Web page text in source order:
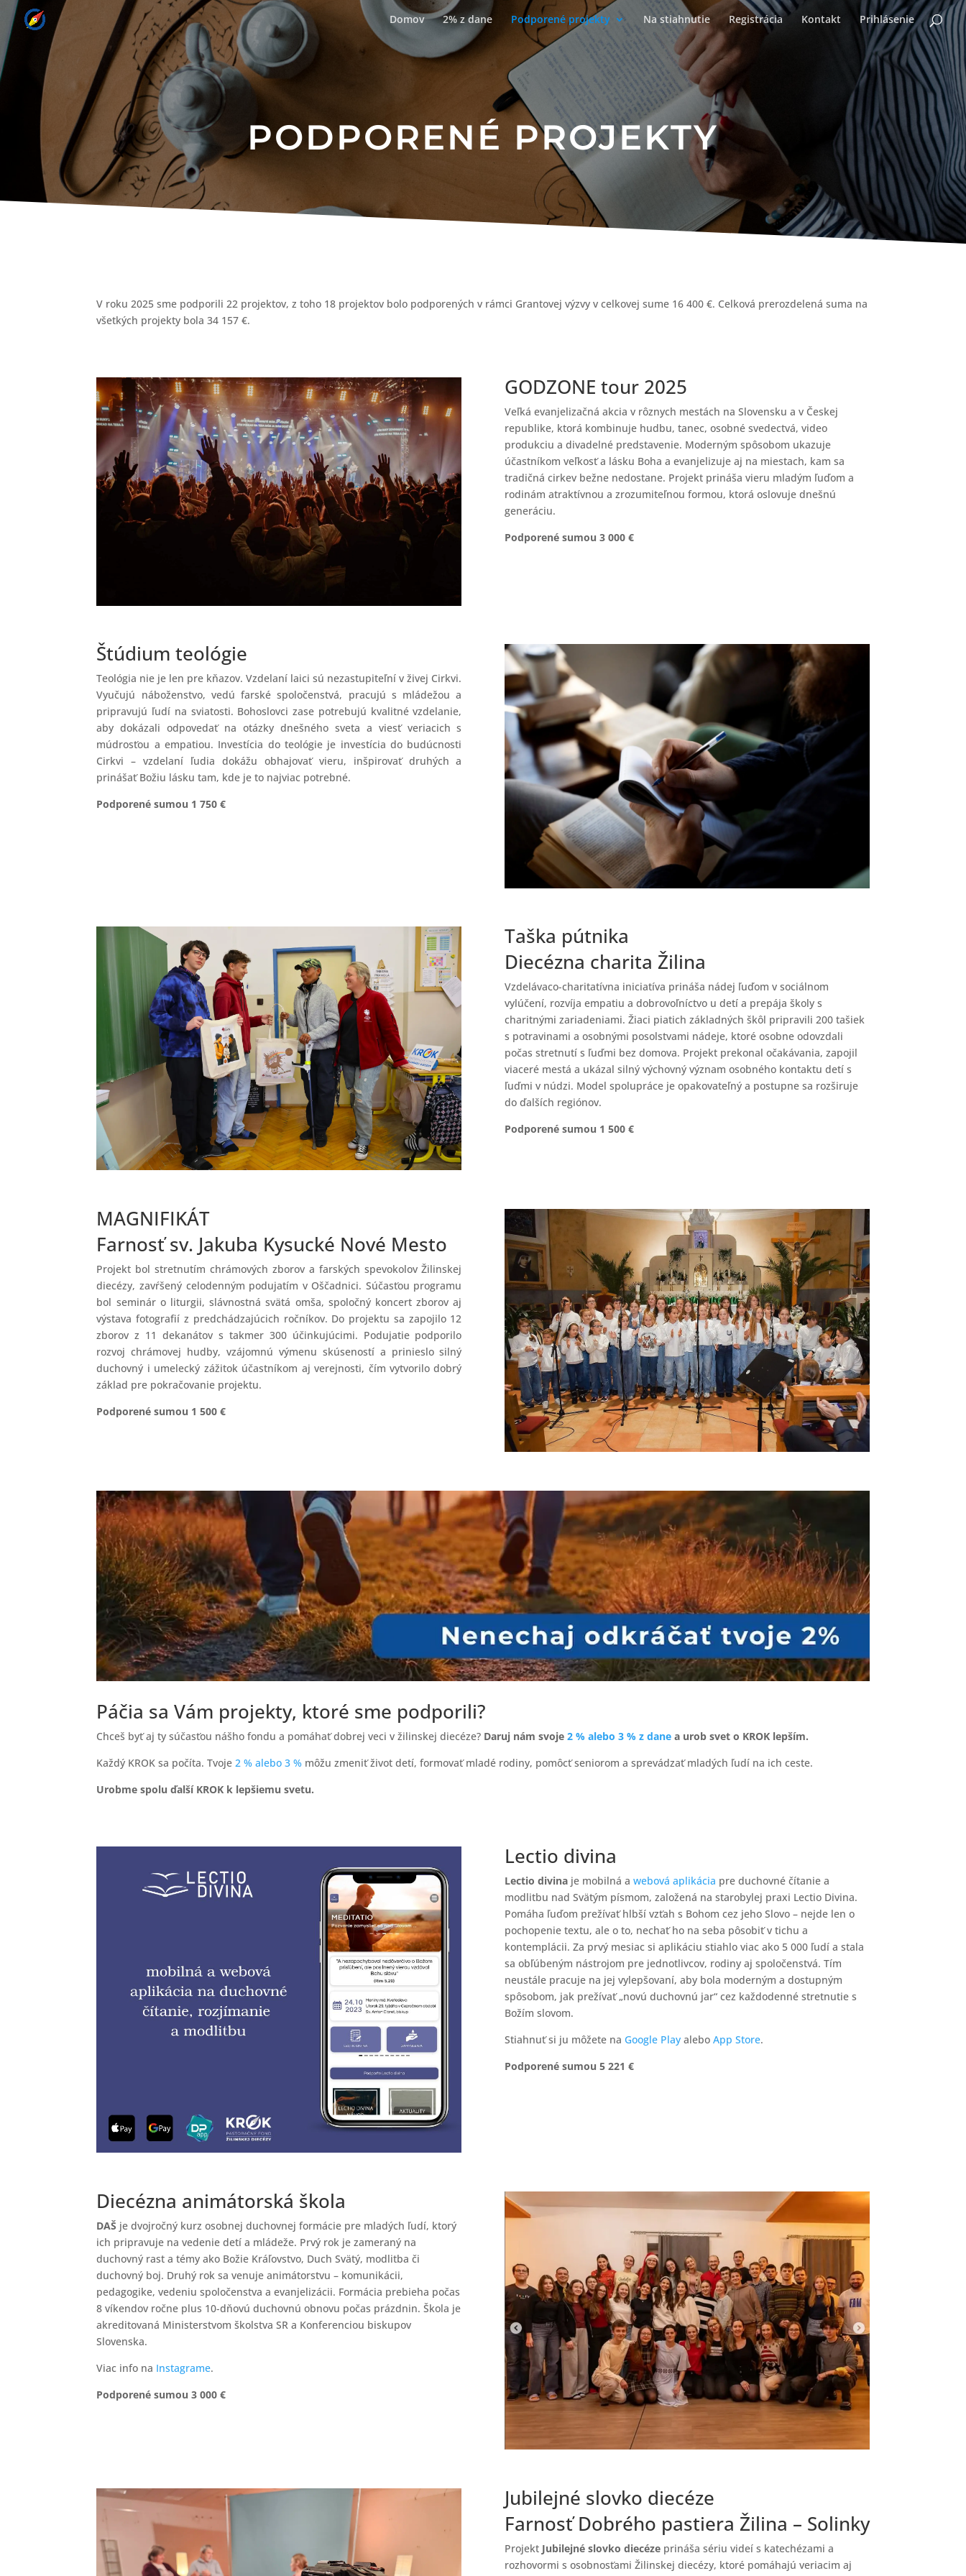
Domov 2% z dane Podporené projekty Na stiahnutie Registrácia Kontakt Prihlásenie
PODPORENÉ PROJEKTY
V roku 2025 sme podporili 22 projektov, z toho 18 projektov bolo podporených v rámci Grantovej výzvy v celkovej sume 16 400 €. Celková prerozdelená suma na
všetkých projekty bola 34 157 €.
GODZONE tour 2025
Veľká evanjelizačná akcia v rôznych mestách na Slovensku a v Českej
republike, ktorá kombinuje hudbu, tanec, osobné svedectvá, video
produkciu a divadelné predstavenie. Moderným spôsobom ukazuje
účastníkom veľkosť a lásku Boha a evanjelizuje aj na miestach, kam sa
tradičná cirkev bežne nedostane. Projekt prináša vieru mladým ľuďom a
rodinám atraktívnou a zrozumiteľnou formou, ktorá oslovuje dnešnú
generáciu.
Podporené sumou 3 000 €
Štúdium teológie
Teológia nie je len pre kňazov. Vzdelaní laici sú nezastupiteľní v živej Cirkvi.
Vyučujú náboženstvo, vedú farské spoločenstvá, pracujú s mládežou a
pripravujú ľudí na sviatosti. Bohoslovci zase potrebujú kvalitné vzdelanie,
aby dokázali odpovedať na otázky dnešného sveta a viesť veriacich s
múdrosťou a empatiou. Investícia do teológie je investícia do budúcnosti
Cirkvi – vzdelaní ľudia dokážu obhajovať vieru, inšpirovať druhých a
prinášať Božiu lásku tam, kde je to najviac potrebné.
Podporené sumou 1 750 €
Taška pútnika
Diecézna charita Žilina
Vzdelávaco-charitatívna iniciatíva prináša nádej ľuďom v sociálnom
vylúčení, rozvíja empatiu a dobrovoľníctvo u detí a prepája školy s
charitnými zariadeniami. Žiaci piatich základných škôl pripravili 200 tašiek
s potravinami a osobnými posolstvami nádeje, ktoré osobne odovzdali
počas stretnutí s ľuďmi bez domova. Projekt prekonal očakávania, zapojil
viaceré mestá a ukázal silný výchovný význam osobného kontaktu detí s
ľuďmi v núdzi. Model spolupráce je opakovateľný a postupne sa rozširuje
do ďalších regiónov.
Podporené sumou 1 500 €
MAGNIFIKÁT
Farnosť sv. Jakuba Kysucké Nové Mesto
Projekt bol stretnutím chrámových zborov a farských spevokolov Žilinskej
diecézy, zavŕšený celodenným podujatím v Oščadnici. Súčasťou programu
bol seminár o liturgii, slávnostná svätá omša, spoločný koncert zborov aj
výstava fotografií z predchádzajúcich ročníkov. Do projektu sa zapojilo 12
zborov z 11 dekanátov s takmer 300 účinkujúcimi. Podujatie podporilo
rozvoj chrámovej hudby, vzájomnú výmenu skúseností a prinieslo silný
duchovný i umelecký zážitok účastníkom aj verejnosti, čím vytvorilo dobrý
základ pre pokračovanie projektu.
Podporené sumou 1 500 €
Páčia sa Vám projekty, ktoré sme podporili?
Chceš byť aj ty súčasťou nášho fondu a pomáhať dobrej veci v žilinskej diecéze? Daruj nám svoje 2 % alebo 3 % z dane a urob svet o KROK lepším.
Každý KROK sa počíta. Tvoje2 % alebo 3 % môžu zmeniť život detí, formovať mladé rodiny, pomôcť seniorom a sprevádzať mladých ľudí na ich ceste.
Urobme spolu ďalší KROK k lepšiemu svetu.
Lectio divina
Lectio divina je mobilná a webová aplikácia pre duchovné čítanie a
modlitbu nad Svätým písmom, založená na starobylej praxi Lectio Divina.
Pomáha ľuďom prežívať hlbší vzťah s Bohom cez jeho Slovo – nejde len o
pochopenie textu, ale o to, nechať ho na seba pôsobiť v tichu a
kontemplácii. Za prvý mesiac si aplikáciu stiahlo viac ako 5 000 ľudí a stala
sa obľúbeným nástrojom pre jednotlivcov, rodiny aj spoločenstvá. Tím
neustále pracuje na jej vylepšovaní, aby bola moderným a dostupným
spôsobom, jak prežívať „novú duchovnú jar“ cez každodenné stretnutie s
Božím slovom.
Stiahnuť si ju môžete na Google Playalebo App Store.
Podporené sumou 5 221 €
Diecézna animátorská škola
DAŠ je dvojročný kurz osobnej duchovnej formácie pre mladých ľudí, ktorý
ich pripravuje na vedenie detí a mládeže. Prvý rok je zameraný na
duchovný rast a témy ako Božie Kráľovstvo, Duch Svätý, modlitba či
duchovný boj. Druhý rok sa venuje animátorstvu – komunikácii,
pedagogike, vedeniu spoločenstva a evanjelizácii. Formácia prebieha počas
8 víkendov ročne plus 10-dňovú duchovnú obnovu počas prázdnin. Škola je
akreditovaná Ministerstvom školstva SR a Konferenciou biskupov
Slovenska.
Viac info na Instagrame.
Podporené sumou 3 000 €
Jubilejné slovko diecéze
Farnosť Dobrého pastiera Žilina – Solinky
Projekt Jubilejné slovko diecéze prináša sériu videí s katechézami a
rozhovormi s osobnosťami Žilinskej diecézy, ktoré pomáhajú veriacim aj